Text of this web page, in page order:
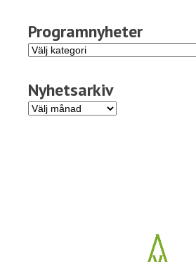
Programnyheter
Programnyheter
Nyhetsarkiv
Nyhetsarkiv